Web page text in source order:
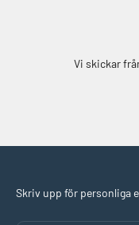
Vi skickar
Skriv upp för personliga